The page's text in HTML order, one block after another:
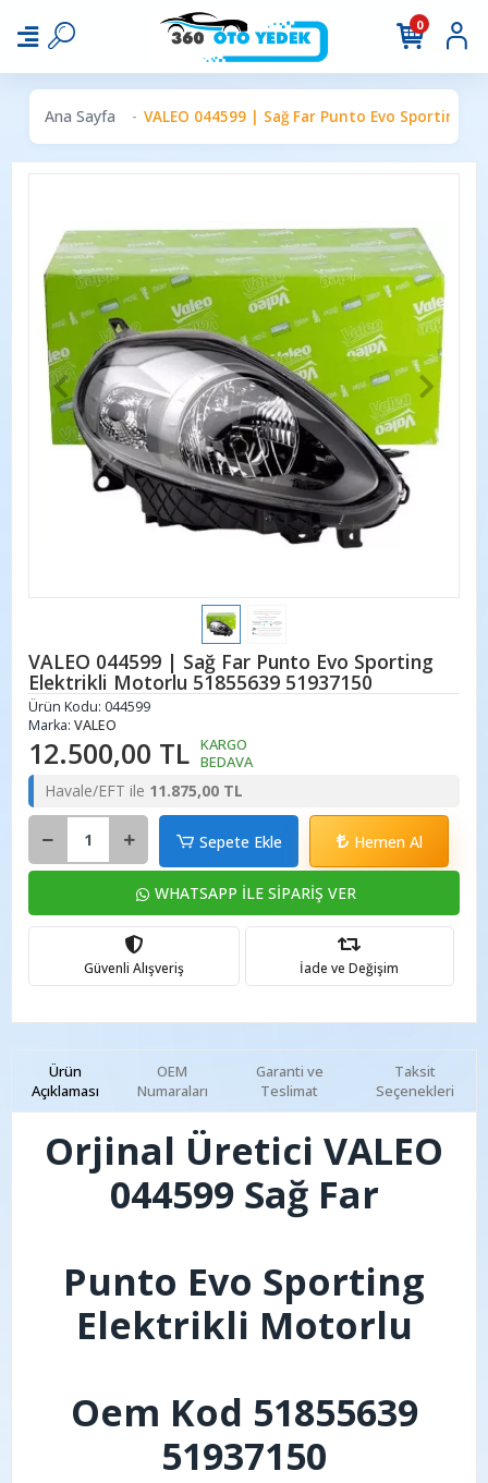
0
Ana Sayfa VALEO 044599 | Sağ Far Punto Evo Sporting
VALEO 044599 | Sağ Far Punto Evo Sporting
Elektrikli Motorlu 51855639 51937150
Ürün Kodu: 044599
Marka: VALEO
12.500,00 TL KARGO
BEDAVA
Havale/EFT ile 11.875,00 TL
Sepete Ekle Hemen Al
WHATSAPP İLE SİPARİŞ VER
Güvenli Alışveriş İade ve Değişim
Ürün
Açıklaması
Garanti ve
Teslimat
Taksit
Seçenekleri
OEM
Numaraları
Orjinal Üretici VALEO
044599 Sağ Far
Punto Evo Sporting
Elektrikli Motorlu
Oem Kod 51855639
51937150